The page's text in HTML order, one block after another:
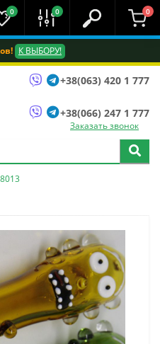
К ВЫБОРУ!
0 0 0
+38(063) 420 1 777
+38(066) 247 1 777
Заказать звонок